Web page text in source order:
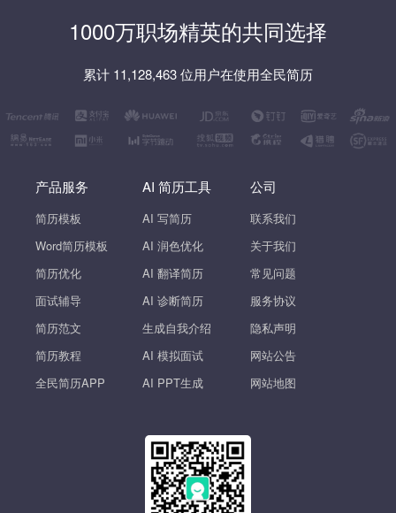
1000万职场精英的共同选择
累计 11,128,463 位用户在使用全民简历
产品服务
简历模板
Word简历模板
简历优化
面试辅导
简历范文
简历教程
全民简历APP
AI 简历工具
AI 写简历
AI 润色优化
AI 翻译简历
AI 诊断简历
生成自我介绍
AI 模拟面试
AI PPT生成
公司
联系我们
关于我们
常见问题
服务协议
隐私声明
网站公告
网站地图